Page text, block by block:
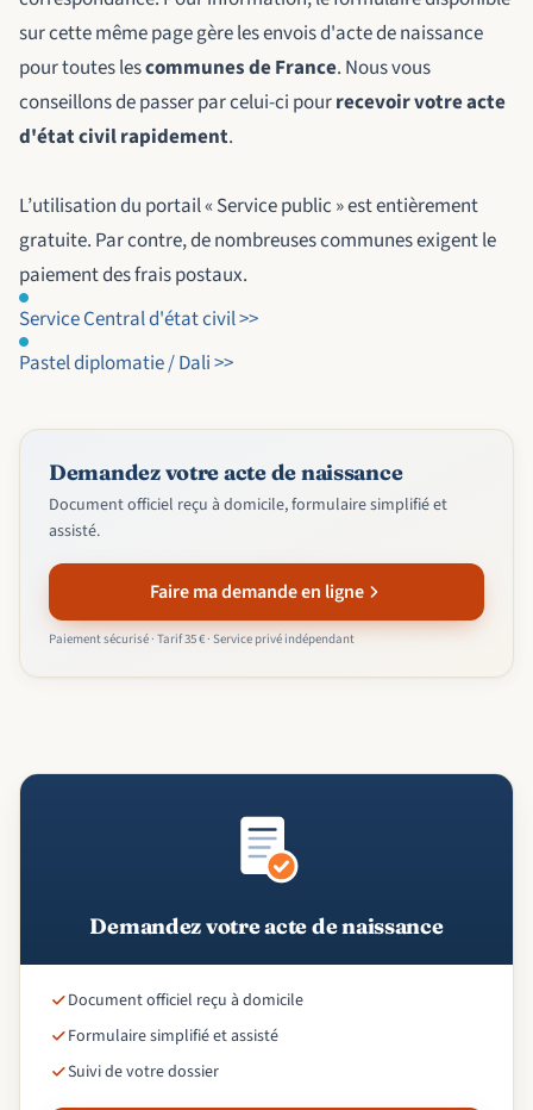
sur cette même page gère les envois d'acte de naissance
pour toutes lescommunes de France. Nous vous
conseillons de passer par celui-ci pourrecevoir votre acte
d'état civil rapidement.
L’utilisation du portail « Service public » est entièrement
gratuite. Par contre, de nombreuses communes exigent le
paiement des frais postaux.
Service Central d'état civil >>
Pastel diplomatie / Dali >>
Demandez votre acte de naissance
Document officiel reçu à domicile, formulaire simplifié et
assisté.
Faire ma demande en ligne
Paiement sécurisé · Tarif 35 € · Service privé indépendant
Demandez votre acte de naissance
Document officiel reçu à domicile
Formulaire simplifié et assisté
Suivi de votre dossier